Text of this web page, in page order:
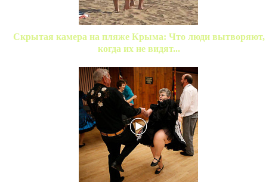
Скрытая камера на пляже Крыма: Что люди вытворяют,
когда их не видят...